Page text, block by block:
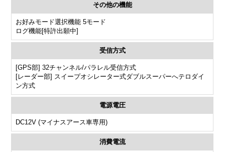
その他の機能
お好みモード選択機能 5モード
ログ機能[特許出願中]
受信方式
[GPS部] 32チャンネル/パラレル受信方式
[レーダー部] スイープオシレーター式ダブルスーパーへテロダイ
ン方式
電源電圧
DC12V (マイナスアース車専用)
消費電流